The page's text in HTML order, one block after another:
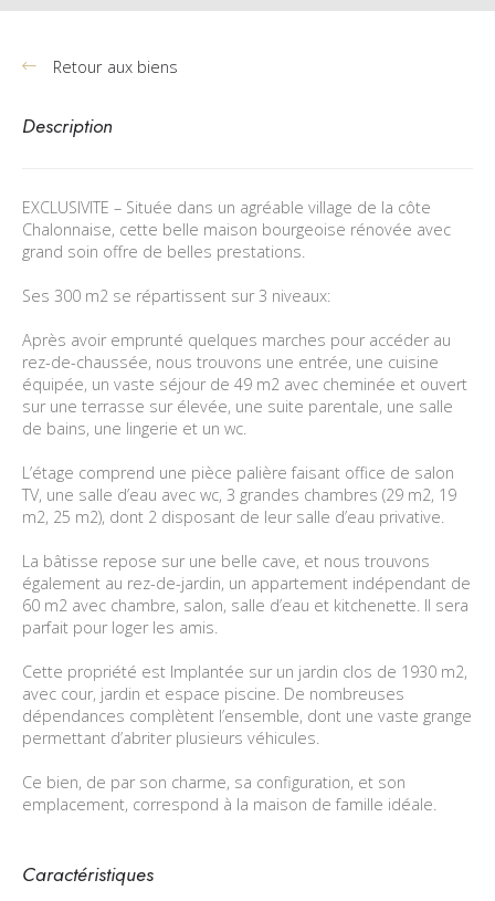
Retour aux biens
Description
EXCLUSIVITE – Située dans un agréable village de la côte
Chalonnaise, cette belle maison bourgeoise rénovée avec
grand soin offre de belles prestations.
Ses 300 m2 se répartissent sur 3 niveaux:
Après avoir emprunté quelques marches pour accéder au
rez-de-chaussée, nous trouvons une entrée, une cuisine
équipée, un vaste séjour de 49 m2 avec cheminée et ouvert
sur une terrasse sur élevée, une suite parentale, une salle
de bains, une lingerie et un wc.
L’étage comprend une pièce palière faisant office de salon
TV, une salle d’eau avec wc, 3 grandes chambres (29 m2, 19
m2, 25 m2), dont 2 disposant de leur salle d’eau privative.
La bâtisse repose sur une belle cave, et nous trouvons
également au rez-de-jardin, un appartement indépendant de
60 m2 avec chambre, salon, salle d’eau et kitchenette. Il sera
parfait pour loger les amis.
Cette propriété est Implantée sur un jardin clos de 1930 m2,
avec cour, jardin et espace piscine. De nombreuses
dépendances complètent l’ensemble, dont une vaste grange
permettant d’abriter plusieurs véhicules.
Ce bien, de par son charme, sa configuration, et son
emplacement, correspond à la maison de famille idéale.
Caractéristiques